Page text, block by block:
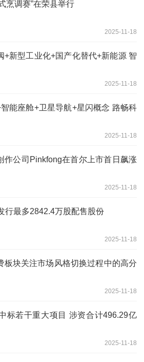
烹调赛”在荣县举行
2025-11-18
+新型工业化+国产化替代+新能源 智
2025-11-18
能座舱+卫星导航+星闪概念 路畅科
2025-11-18
作公司Pinkfong在首尔上市首日飙涨
2025-11-18
行最多2842.4万股配售股份
2025-11-18
板块关注市场风格切换过程中的高分
2025-11-18
标若干重大项目 涉资合计496.29亿
2025-11-18